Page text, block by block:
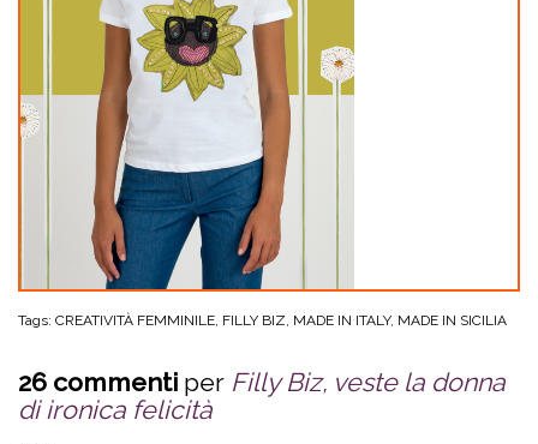
Tags: CREATIVITÀ FEMMINILE FILLY BIZ MADE IN ITALY, MADE IN SICILIA
26 commenti per Filly Biz, veste la donna
di ironica felicità